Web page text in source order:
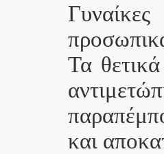
Τα
και